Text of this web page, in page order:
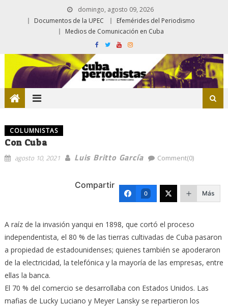
domingo, agosto 09, 2026
Documentos de la UPEC
Efemérides del Periodismo
Medios de Comunicación en Cuba
COLUMNISTAS
Con Cuba
agosto 10, 2021 Luis Britto García Comment(0)
Compartir
0 Más
A raíz de la invasión yanqui en 1898, que cortó el proceso
independentista, el 80 % de las tierras cultivadas de Cuba pasaron
a propiedad de estadounidenses; quienes también se apoderaron
de la electricidad, la telefónica y la mayoría de las empresas, entre
ellas la banca.
El 70 % del comercio se desarrollaba con Estados Unidos. Las
mafias de Lucky Luciano y Meyer Lansky se repartieron los